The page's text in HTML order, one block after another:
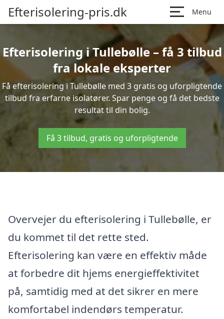
Efterisolering-pris.dk Menu
Efterisolering i Tullebølle – få 3 tilbud
fra lokale eksperter
Få efterisolering i Tullebølle med 3 gratis og uforpligtende
tilbud fra erfarne isolatører. Spar penge og få det bedste
resultat til din bolig.
Få 3 tilbud, gratis og uforpligtende
Overvejer du efterisolering i Tullebølle, er
du kommet til det rette sted.
Efterisolering kan være en effektiv måde
at forbedre dit hjems energieffektivitet
på, samtidig med at det sikrer en mere
komfortabel indendørs temperatur.